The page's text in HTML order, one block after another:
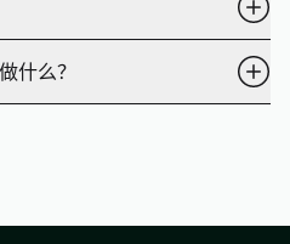
的真实 IP 地址，提供住宅代理的
用来自实际 ISP 的住宅 IP 地址，
址通常与 ISP 签订合同，对任何服
住宅代理不同，静态住宅代理在多
什么？